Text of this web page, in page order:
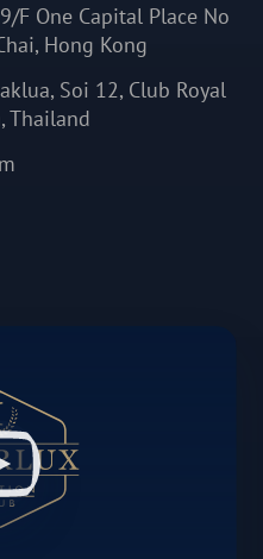
F One Capital Place No
Hong Kong
Soi 12, Club Royal
Thailand